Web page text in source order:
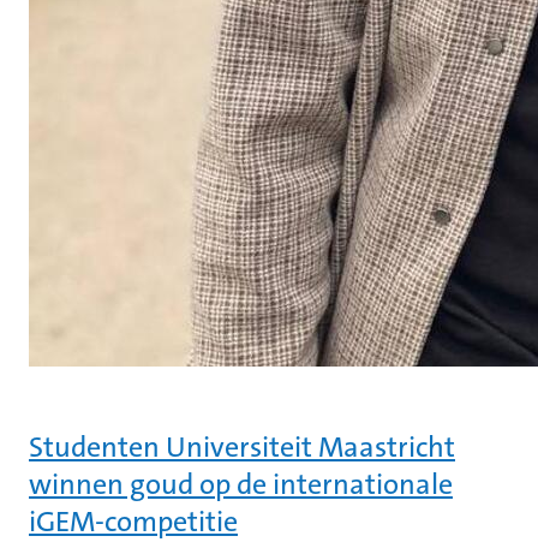
Studenten Universiteit Maastricht
winnen goud op de internationale
iGEM-competitie